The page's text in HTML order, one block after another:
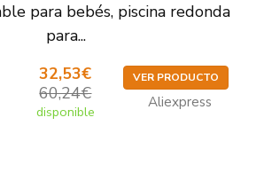
para bebés, piscina redonda
para...
32,53€
60,24€
disponible
VER PRODUCTO
Aliexpress